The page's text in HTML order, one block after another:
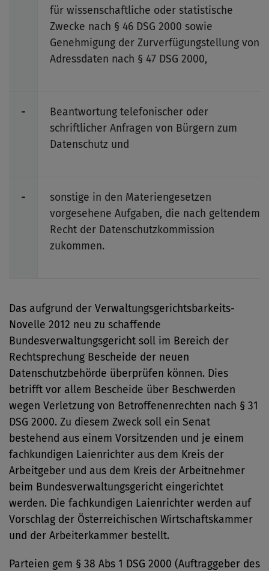
für wissenschaftliche oder statistische
Zwecke nach § 46 DSG 2000 sowie
Genehmigung der Zurverfügungstellung von
Adressdaten nach § 47 DSG 2000,
-
Beantwortung telefonischer oder
schriftlicher Anfragen von Bürgern zum
Datenschutz und
-
sonstige in den Materiengesetzen
vorgesehene Aufgaben, die nach geltendem
Recht der Datenschutzkommission
zukommen.
Das aufgrund der Verwaltungsgerichtsbarkeits-
Novelle 2012 neu zu schaffende
Bundesverwaltungsgericht soll im Bereich der
Rechtsprechung Bescheide der neuen
Datenschutzbehörde überprüfen können. Dies
betrifft vor allem Bescheide über Beschwerden
wegen Verletzung von Betroffenenrechten nach § 31
DSG 2000. Zu diesem Zweck soll ein Senat
bestehend aus einem Vorsitzenden und je einem
fachkundigen Laienrichter aus dem Kreis der
Arbeitgeber und aus dem Kreis der Arbeitnehmer
beim Bundesverwaltungsgericht eingerichtet
werden. Die fachkundigen Laienrichter werden auf
Vorschlag der Österreichischen Wirtschaftskammer
und der Arbeiterkammer bestellt.
Parteien gem § 38 Abs 1 DSG 2000 (Auftraggeber des